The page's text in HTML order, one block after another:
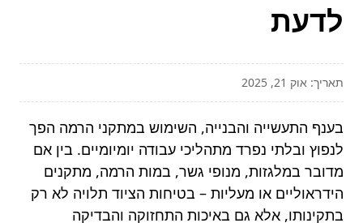
לדעת
תאריך: אוק 21, 2025
בענף התעשייה והבנייה, השימוש במתקני הרמה הפך
לנפוץ ובלתי נפרד מתהליכי עבודה יומיומיים. בין אם
מדובר במלגזות, מנופי גשר, במות הרמה, מתקנים
הידראוליים או מעליות – בטיחות הציוד תלויה לא רק
בתקינותו, אלא גם באיכות התחזוקה והבדיקה